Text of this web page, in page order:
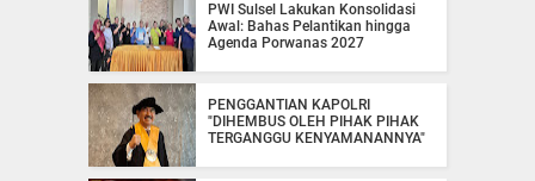
PWI Sulsel Lakukan Konsolidasi
Awal: Bahas Pelantikan hingga
Agenda Porwanas 2027
PENGGANTIAN KAPOLRI
"DIHEMBUS OLEH PIHAK PIHAK
TERGANGGU KENYAMANANNYA"